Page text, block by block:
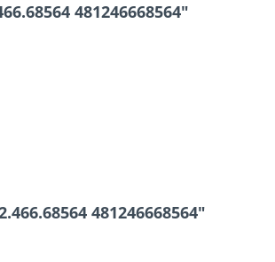
481246668564"
481246668564"